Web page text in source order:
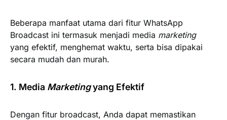
Beberapa manfaat utama dari fitur WhatsApp
Broadcast ini termasuk menjadi media marketing
yang efektif, menghemat waktu, serta bisa dipakai
secara mudah dan murah.
1. Media Marketingyang Efektif
Dengan fitur broadcast, Anda dapat memastikan